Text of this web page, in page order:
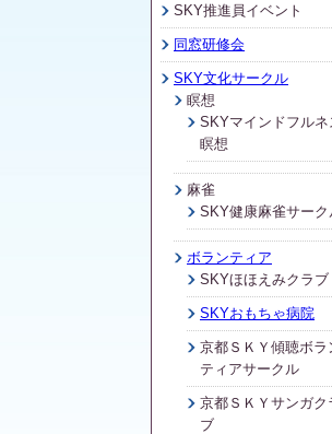
SKY推進員イベント
同窓研修会
SKY文化サークル
瞑想
SKYマインドフルネ
瞑想
麻雀
SKY健康麻雀サーク
ボランティア
SKYほほえみクラブ
SKYおもちゃ病院
京都ＳＫＹ傾聴ボラ
ティアサークル
京都ＳＫＹサンガク
ブ